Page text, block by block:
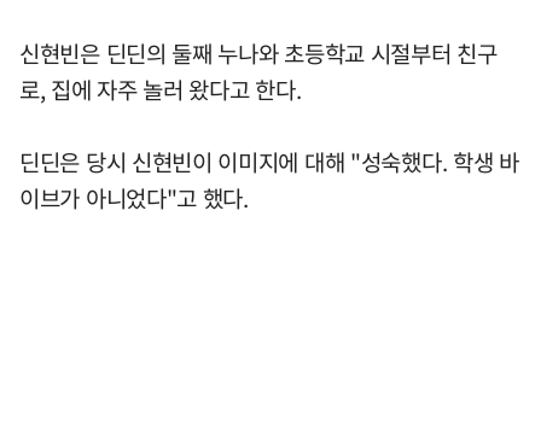
신현빈은 딘딘의 둘째 누나와 초등학교 시절부터 친구
로, 집에 자주 놀러 왔다고 한다.
딘딘은 당시 신현빈이 이미지에 대해 "성숙했다. 학생 바
이브가 아니었다"고 했다.